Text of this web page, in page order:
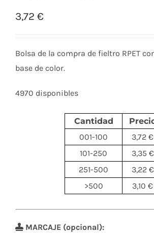
WooCommerce Cart
3,72 €
Bolsa de la compra de fieltro RPET
base de color.
4970 disponibles
Cantidad
001-100
3,72 €
101-250
3,35 €
251-500
3,22 €
>500
3,10 €
MARCAJE (opcional):